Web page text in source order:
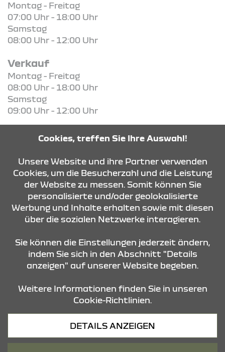
Montag - Freitag
07:00 Uhr - 18:00 Uhr
Samstag
08:00 Uhr - 12:00 Uhr
Verkauf
Montag - Freitag
08:00 Uhr - 18:00 Uhr
Samstag
09:00 Uhr - 12:00 Uhr
KONTAKT & ANFAHRT
ÖFFNUNGSZEITEN
STANDORTE
Cookies, treffen Sie Ihre Auswahl!
Unsere Website und ihre Partner verwenden
Cookies, um die Besucherzahl und die Leistung
der Website zu messen. Somit können Sie
personalisierte und/oder geolokalisierte
Werbung und Inhalte erhalten sowie mit diesen
über die sozialen Netzwerke interagieren.
Sie können die Einstellungen jederzeit ändern,
indem Sie sich in den Abschnitt "Details
anzeigen" auf unserer Website begeben.
Weitere Informationen finden Sie in unseren
Cookie-Richtlinien.
DETAILS ANZEIGEN